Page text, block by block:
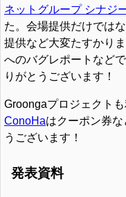
ネットグループ シナジ
た。会場提供だけでは
提供など大変たすかり
へのバグレポートなど
りがとうございます！
Groongaプロジェクト
ConoHaはクーポン券
うございます！
発表資料